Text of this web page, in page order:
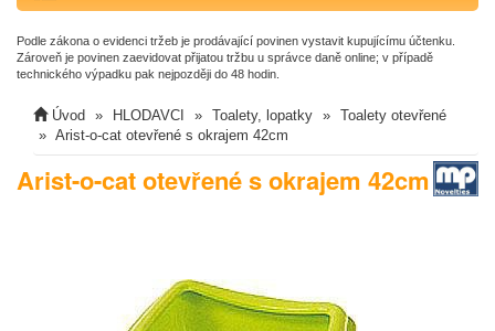
Podle zákona o evidenci tržeb je prodávající povinen vystavit kupujícímu účtenku.
Zároveň je povinen zaevidovat přijatou tržbu u správce daně online; v případě
technického výpadku pak nejpozději do 48 hodin.
Úvod HLODAVCI Toalety, lopatky
Toalety otevřené
Arist-o-cat otevřené s okrajem 42cm
Arist-o-cat otevřené s okrajem 42cm